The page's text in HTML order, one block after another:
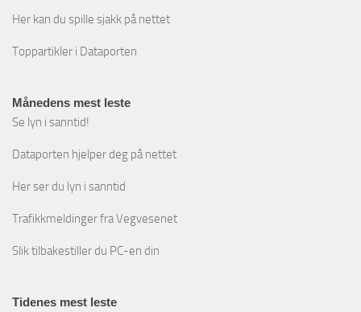
Her kan du spille sjakk på nettet
Toppartikler i Dataporten
Månedens mest leste
Se lyn i sanntid!
Dataporten hjelper deg på nettet
Her ser du lyn i sanntid
Trafikkmeldinger fra Vegvesenet
Slik tilbakestiller du PC-en din
Tidenes mest leste